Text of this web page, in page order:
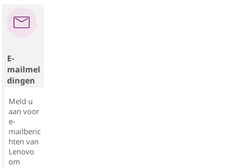
E-
mailmel
dingen
Meld u
aan voor
e-
mailberic
hten van
Lenovo
om